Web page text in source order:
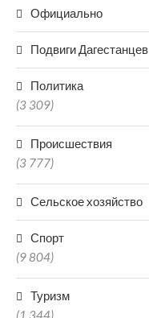
Официально
Подвиги Дагестанцев
Политика
(3 309)
Происшествия
(3 777)
Сельское хозяйство
Спорт
(9 804)
Туризм
(1 344)